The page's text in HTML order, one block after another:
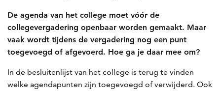
De agenda van het college moet vóór de
collegevergadering openbaar worden gemaakt. Maar
vaak wordt tijdens de vergadering nog een punt
toegevoegd of afgevoerd. Hoe ga je daar mee om?
In de besluitenlijst van het college is terug te vinden
welke agendapunten zijn toegevoegd of verwijderd. Ook